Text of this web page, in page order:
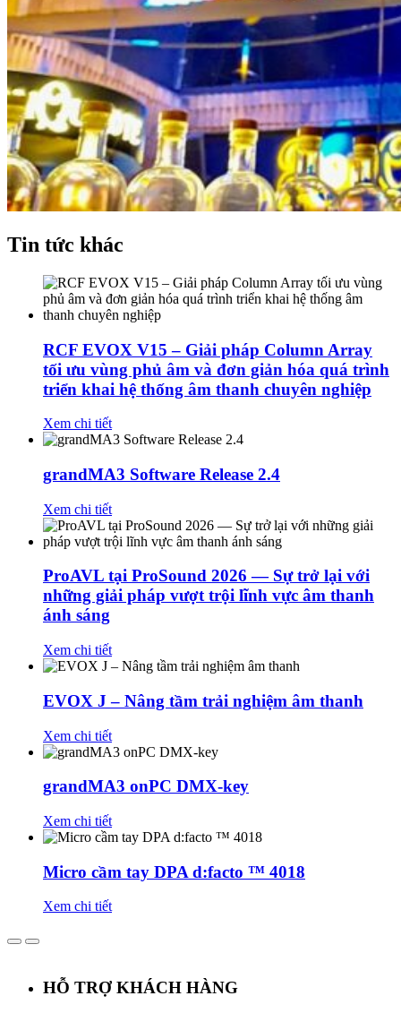
Tin tức khác
RCF EVOX V15 – Giải pháp Column Array
tối ưu vùng phủ âm và đơn giản hóa quá trình
triển khai hệ thống âm thanh chuyên nghiệp
Xem chi tiết
grandMA3 Software Release 2.4
Xem chi tiết
ProAVL tại ProSound 2026 — Sự trở lại với
những giải pháp vượt trội lĩnh vực âm thanh
ánh sáng
Xem chi tiết
EVOX J – Nâng tầm trải nghiệm âm thanh
Xem chi tiết
grandMA3 onPC DMX-key
Xem chi tiết
Micro cầm tay DPA d:facto ™ 4018
Xem chi tiết
HỖ TRỢ KHÁCH HÀNG